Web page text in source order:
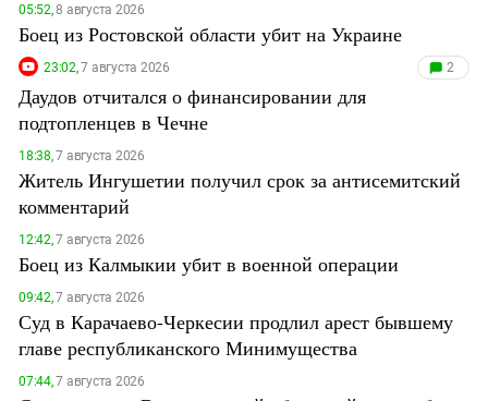
05:52,8 августа 2026
Боец из Ростовской области убит на Украине
23:02,7 августа 2026 2
Даудов отчитался о финансировании для
подтопленцев в Чечне
18:38,7 августа 2026
Житель Ингушетии получил срок за антисемитский
комментарий
12:42,7 августа 2026
Боец из Калмыкии убит в военной операции
09:42,7 августа 2026
Суд в Карачаево-Черкесии продлил арест бывшему
главе республиканского Минимущества
07:44,7 августа 2026